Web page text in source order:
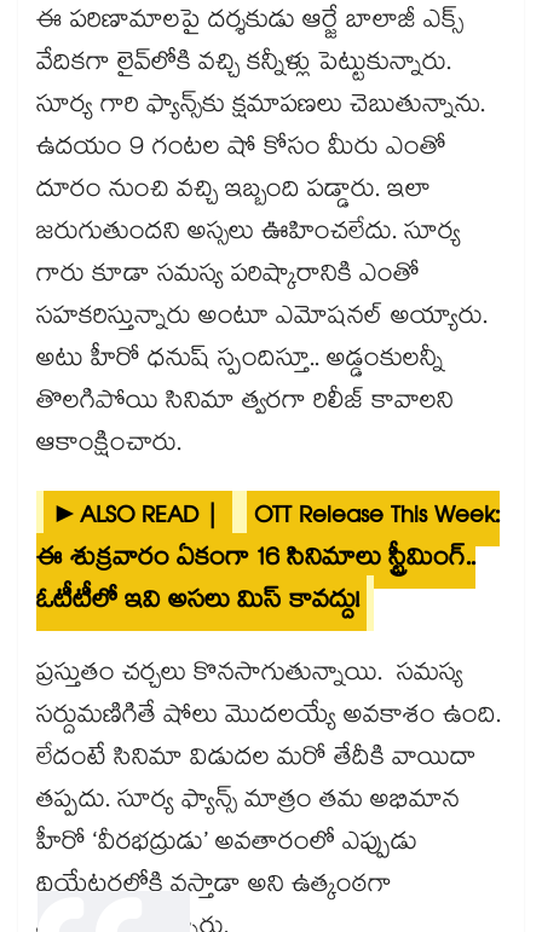
ఈ పరిణామాలపై దర్శకుడు ఆర్జే బాలాజీ ఎక్స్
వేదికగా లైవ్‌లోకి వచ్చి కన్నీళ్లు పెట్టుకున్నారు.
సూర్య గారి ఫ్యాన్స్‌కు క్షమాపణలు చెబుతున్నాను.
ఉదయం 9 గంటల షో కోసం మీరు ఎంతో
దూరం నుంచి వచ్చి ఇబ్బంది పడ్డారు. ఇలా
జరుగుతుందని అస్సలు ఊహించలేదు. సూర్య
గారు కూడా సమస్య పరిష్కారానికి ఎంతో
సహకరిస్తున్నారు అంటూ ఎమోషనల్ అయ్యారు.
అటు హీరో ధనుష్ స్పందిస్తూ.. అడ్డంకులన్నీ
తొలగిపోయి సినిమా త్వరగా రిలీజ్ కావాలని
ఆకాంక్షించారు.
►ALSO READ |
OTT Release This Week:
ఈ శుక్రవారం ఏకంగా 16 సినిమాలు స్ట్రీమింగ్..
ఓటీటీలో ఇవి అసలు మిస్ కావద్దు!
ప్రస్తుతం చర్చలు కొనసాగుతున్నాయి. సమస్య
సర్దుమణిగితే షోలు మొదలయ్యే అవకాశం ఉంది.
లేదంటే సినిమా విడుదల మరో తేదీకి వాయిదా
తప్పదు. సూర్య ఫ్యాన్స్ మాత్రం తమ అభిమాన
హీరో ‘వీరభద్రుడు’ అవతారంలో ఎప్పుడు
థియేటర్లలోకి వస్తాడా అని ఉత్కంఠగా